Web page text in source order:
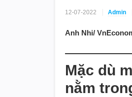
12-07-2022 Admin
Anh Nhi/
Mặc dù
nằm